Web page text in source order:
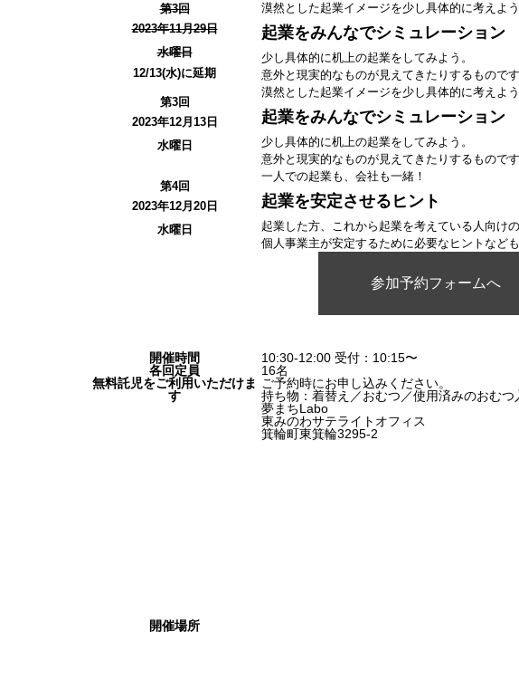
第3回
2023年11月29日
水曜日
12/13(水)に延期
漠然とした起業イメージを少し具体的に考えよう
起業をみんなでシミュレーション
少し具体的に机上の起業をしてみよう。
意外と現実的なものが見えてきたりするものです
第3回
2023年12月13日
水曜日
漠然とした起業イメージを少し具体的に考えよう
起業をみんなでシミュレーション
少し具体的に机上の起業をしてみよう。
意外と現実的なものが見えてきたりするものです
第4回
2023年12月20日
水曜日
一人での起業も、会社も一緒！
起業を安定させるヒント
起業した方、これから起業を考えている人向け
個人事業主が安定するために必要なヒントなども
参加予約フォームへ
開催時間
10:30-12:00 受付：10:15〜
各回定員
16名
無料託児をご利用いただけま
す
ご予約時にお申し込みください。
持ち物：着替え／おむつ／使用済みのおむ
開催場所
夢まちLabo
東みのわサテライトオフィス
箕輪町東箕輪3295-2